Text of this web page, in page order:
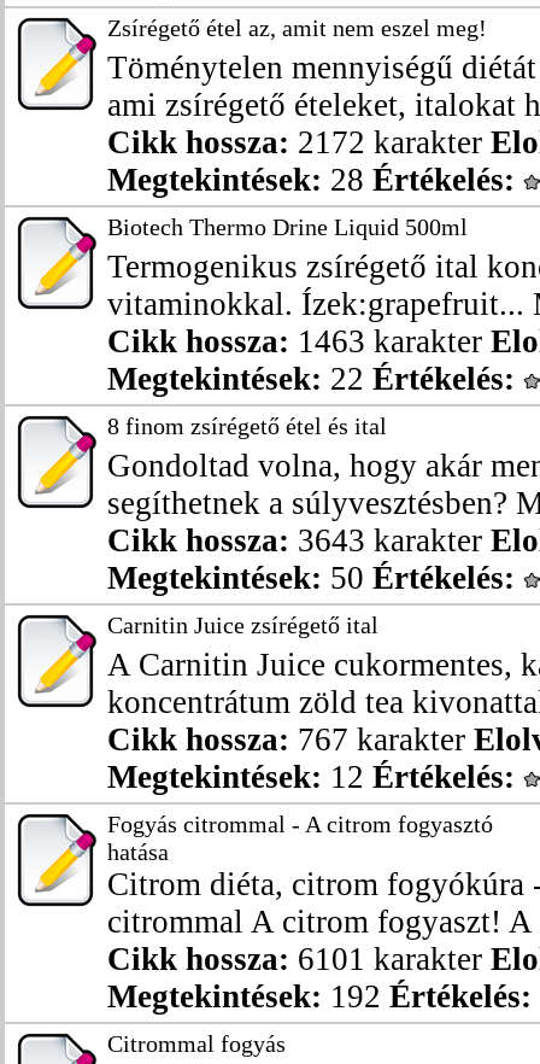
Zsírégető étel az, amit nem eszel meg!
Töménytelen mennyiségű
ami zsírégető ételeket, italokat
Cikk hossza: 2172 karakter
Megtekintések: 28 Értékelés:
Biotech Thermo Drine Liquid 500ml
Termogenikus zsírégető ital
vitaminokkal. Ízek:grapefruit...
Cikk hossza: 1463 karakter
Megtekintések: 22 Értékelés:
8 finom zsírégető étel és ital
Gondoltad volna, hogy akár
segíthetnek a súlyvesztésben?
Cikk hossza: 3643 karakter
Megtekintések: 50 Értékelés:
Carnitin Juice zsírégető ital
A Carnitin Juice cukormentes,
koncentrátum zöld tea
Cikk hossza: 767 karakter
Megtekintések: 12 Értékelés:
Fogyás citrommal - A citrom fogyasztó
hatása
Citrom diéta, citrom fogyókúra
citrommal A citrom fogyaszt! A
Cikk hossza: 6101 karakter
Megtekintések: 192 Értékelés:
Citrommal fogyás